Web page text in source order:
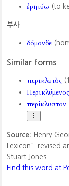
ἐρητύω (to
부사
δόμονδε
Similar forms
περικλυτὸς
Περικλύμενος
περίκλυστον
Source: Henry
Lexicon". revised
Stuart Jones.
Find this word at